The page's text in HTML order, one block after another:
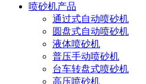
喷砂机产品
通过式自动喷砂机
圆盘式自动喷砂机
液体喷砂机
普压手动喷砂机
台车转盘式喷砂机
高压喷砂机